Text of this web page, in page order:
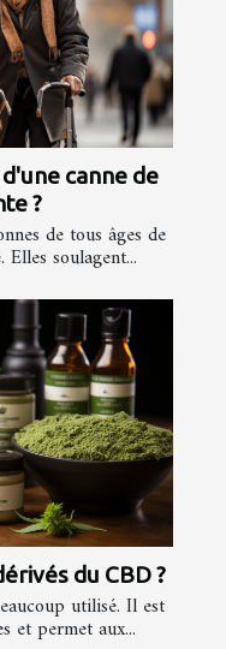
canne de
?
de tous âges de
soulagent...
du CBD ?
utilisé. Il est
et permet aux...